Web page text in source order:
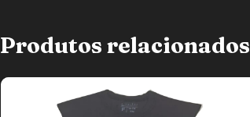
Produtos relacionados